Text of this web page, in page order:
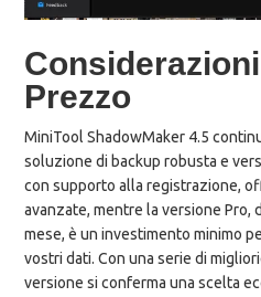
Prezzo
MiniTool ShadowMaker 4.5
soluzione di backup robusta e
con supporto alla registrazione,
avanzate, mentre la versione Pro,
mese, è un investimento minimo
vostri dati. Con una serie di
versione si conferma una scelta